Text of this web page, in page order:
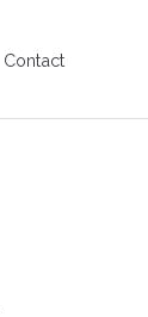
Contact